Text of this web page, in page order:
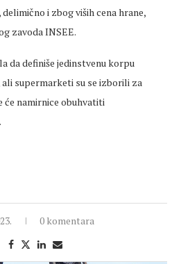
i zbog viših cena hrane,
zavoda INSEE.
da definiše jedinstvenu korpu
supermarketi su se izborili za
će namirnice obuhvatiti
0 komentara